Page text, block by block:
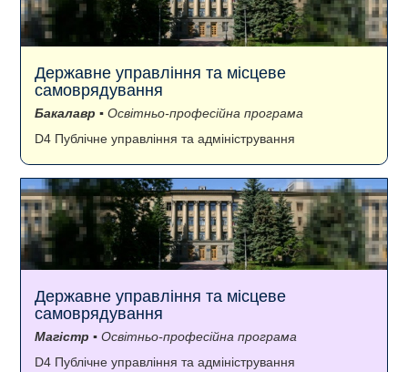
Державне управління та місцеве
самоврядування
Бакалавр ▪ Освітньо-професійна програма
D4 Публічне управління та адміністрування
Державне управління та місцеве
самоврядування
Магістр ▪ Освітньо-професійна програма
D4 Публічне управління та адміністрування